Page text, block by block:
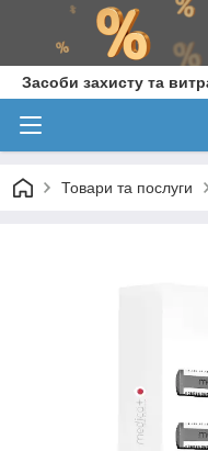
Засоби захисту та
Товари та послуги